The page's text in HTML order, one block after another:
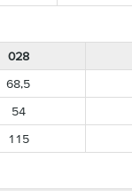
028
68,5
54
115